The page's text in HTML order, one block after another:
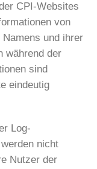
CPI-Websites
von
und ihrer
während der
sind
eindeutig
Log-
nicht
Nutzer der